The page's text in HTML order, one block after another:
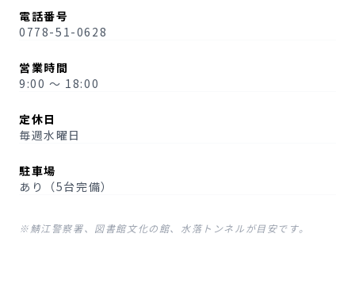
電話番号
0778-51-0628
営業時間
9:00 〜 18:00
定休日
毎週水曜日
駐車場
あり（5台完備）
※鯖江警察署、図書館文化の館、水落トンネルが目安です。